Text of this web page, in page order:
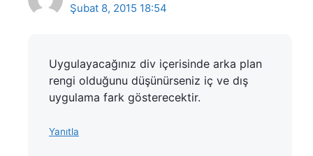
Şubat 8, 2015 18:54
Uygulayacağınız div içerisinde arka plan
rengi olduğunu düşünürseniz iç ve dış
uygulama fark gösterecektir.
Yanıtla